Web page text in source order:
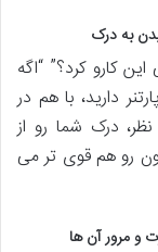
به درک
کارو کرد؟” “اگه
دارید، با هم در
درک شما رو از
رو هم قوی تر می
مرور آن ها